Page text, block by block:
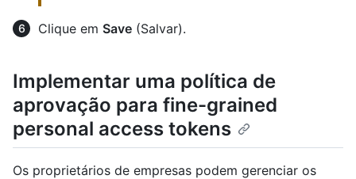
Clique em Save (Salvar).
Implementar uma política de
aprovação para fine-grained
personal access tokens
Os proprietários de empresas podem gerenciar os